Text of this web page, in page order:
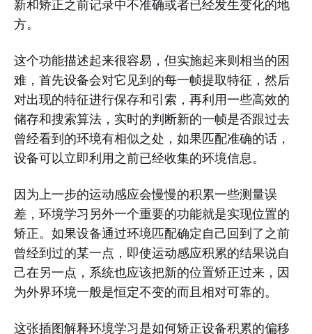
新和矫正之前记录中不准确或者已经发生变化的地
方。
这个功能描述起来很容易，但实施起来则相当的困
难，首先设备会对它见到的每一帧提取特征，然后
对出现的特征进行保存和引索，再利用一些高效的
储存和搜索算法，实时的判断新的一帧是否跟过去
曾经看到的环境有相似之处，如果匹配准确的话，
设备可以立即利用之前已经收集的环境信息。
因为上一步的运动感应会慢慢的积累一些测量误
差，环境学习另外一个重要的功能就是实现位置的
矫正。如果设备通过环境匹配确定自己回到了之前
曾经到过的某一点，即使运动感应积累的结果说自
己在另一点，系统也应该把新的位置矫正过来，因
为外界环境一般是恒定不变的而且相对可靠的。
这张插图解释环境学习是如何矫正设备积累的偏移